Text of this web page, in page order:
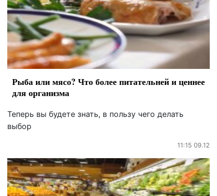
Рыба или мясо? Что более питательней и ценнее
для организма
Теперь вы будете знать, в пользу чего делать
выбор
11:15 09.12